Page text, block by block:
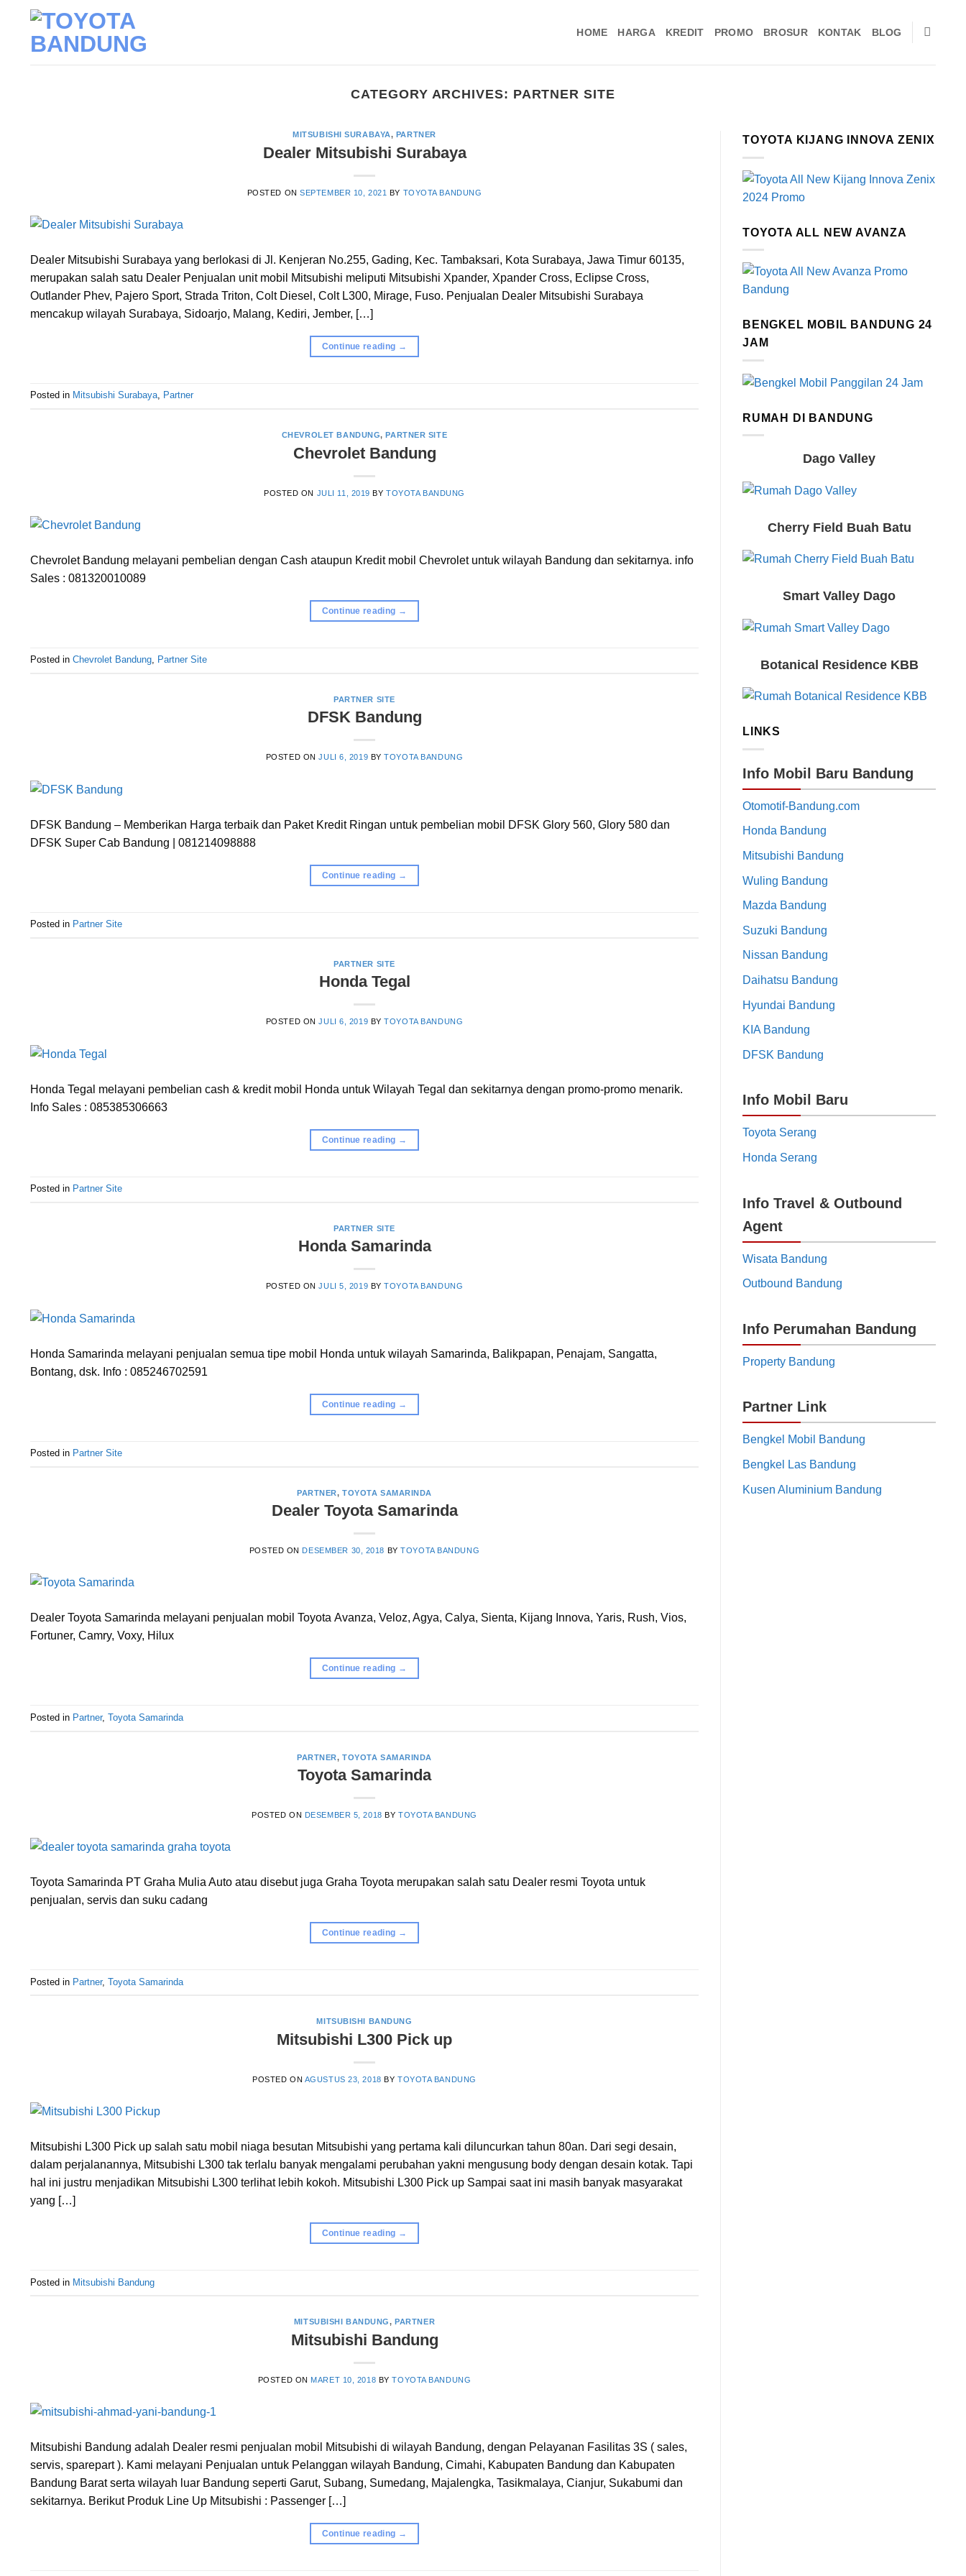
content
HOME HARGA KREDIT PROMO BROSUR KONTAK BLOG
CATEGORY ARCHIVES: PARTNER SITE
MITSUBISHI SURABAYA, PARTNER
Dealer Mitsubishi Surabaya
POSTED ONSEPTEMBER 10, 2021 BY TOYOTA BANDUNG
Dealer Mitsubishi Surabaya yang berlokasi di Jl. Kenjeran No.255, Gading, Kec. Tambaksari, Kota Surabaya, Jawa Timur 60135,
merupakan salah satu Dealer Penjualan unit mobil Mitsubishi meliputi Mitsubishi Xpander, Xpander Cross, Eclipse Cross,
Outlander Phev, Pajero Sport, Strada Triton, Colt Diesel, Colt L300, Mirage, Fuso. Penjualan Dealer Mitsubishi Surabaya
mencakup wilayah Surabaya, Sidoarjo, Malang, Kediri, Jember, […]
Continue reading →
Posted in Mitsubishi Surabaya, Partner
CHEVROLET BANDUNG,PARTNER SITE
Chevrolet Bandung
POSTED ON JULI 11, 2019 BYTOYOTA BANDUNG
Chevrolet Bandung melayani pembelian dengan Cash ataupun Kredit mobil Chevrolet untuk wilayah Bandung dan sekitarnya. info
Sales : 081320010089
Continue reading →
Posted in Chevrolet Bandung, Partner Site
PARTNER SITE
DFSK Bandung
POSTED ONJULI 6, 2019 BYTOYOTA BANDUNG
DFSK Bandung – Memberikan Harga terbaik dan Paket Kredit Ringan untuk pembelian mobil DFSK Glory 560, Glory 580 dan
DFSK Super Cab Bandung | 081214098888
Continue reading →
Posted in Partner Site
PARTNER SITE
Honda Tegal
POSTED ONJULI 6, 2019 BYTOYOTA BANDUNG
Honda Tegal melayani pembelian cash & kredit mobil Honda untuk Wilayah Tegal dan sekitarnya dengan promo-promo menarik.
Info Sales : 085385306663
Continue reading →
Posted in Partner Site
PARTNER SITE
Honda Samarinda
POSTED ONJULI 5, 2019 BYTOYOTA BANDUNG
Honda Samarinda melayani penjualan semua tipe mobil Honda untuk wilayah Samarinda, Balikpapan, Penajam, Sangatta,
Bontang, dsk. Info : 085246702591
Continue reading →
Posted in Partner Site
PARTNER,TOYOTA SAMARINDA
Dealer Toyota Samarinda
POSTED ON DESEMBER 30, 2018 BYTOYOTA BANDUNG
Dealer Toyota Samarinda melayani penjualan mobil Toyota Avanza, Veloz, Agya, Calya, Sienta, Kijang Innova, Yaris, Rush, Vios,
Fortuner, Camry, Voxy, Hilux
Continue reading →
Posted in Partner, Toyota Samarinda
PARTNER,TOYOTA SAMARINDA
Toyota Samarinda
POSTED ON DESEMBER 5, 2018 BY TOYOTA BANDUNG
Toyota Samarinda PT Graha Mulia Auto atau disebut juga Graha Toyota merupakan salah satu Dealer resmi Toyota untuk
penjualan, servis dan suku cadang
Continue reading →
Posted in Partner, Toyota Samarinda
MITSUBISHI BANDUNG
Mitsubishi L300 Pick up
POSTED ON AGUSTUS 23, 2018 BY TOYOTA BANDUNG
Mitsubishi L300 Pick up salah satu mobil niaga besutan Mitsubishi yang pertama kali diluncurkan tahun 80an. Dari segi desain,
dalam perjalanannya, Mitsubishi L300 tak terlalu banyak mengalami perubahan yakni mengusung body dengan desain kotak. Tapi
hal ini justru menjadikan Mitsubishi L300 terlihat lebih kokoh. Mitsubishi L300 Pick up Sampai saat ini masih banyak masyarakat
yang […]
Continue reading →
Posted in Mitsubishi Bandung
MITSUBISHI BANDUNG, PARTNER
Mitsubishi Bandung
POSTED ON MARET 10, 2018 BYTOYOTA BANDUNG
Mitsubishi Bandung adalah Dealer resmi penjualan mobil Mitsubishi di wilayah Bandung, dengan Pelayanan Fasilitas 3S ( sales,
servis, sparepart ). Kami melayani Penjualan untuk Pelanggan wilayah Bandung, Cimahi, Kabupaten Bandung dan Kabupaten
Bandung Barat serta wilayah luar Bandung seperti Garut, Subang, Sumedang, Majalengka, Tasikmalaya, Cianjur, Sukabumi dan
sekitarnya. Berikut Produk Line Up Mitsubishi : Passenger […]
Continue reading →
TOYOTA KIJANG INNOVA ZENIX
TOYOTA ALL NEW AVANZA
BENGKEL MOBIL BANDUNG 24
JAM
RUMAH DI BANDUNG
Dago Valley
Cherry Field Buah Batu
Smart Valley Dago
Botanical Residence KBB
LINKS
Info Mobil Baru Bandung
Otomotif-Bandung.com
Honda Bandung
Mitsubishi Bandung
Wuling Bandung
Mazda Bandung
Suzuki Bandung
Nissan Bandung
Daihatsu Bandung
Hyundai Bandung
KIA Bandung
DFSK Bandung
Info Mobil Baru
Toyota Serang
Honda Serang
Info Travel & Outbound
Agent
Wisata Bandung
Outbound Bandung
Info Perumahan Bandung
Property Bandung
Partner Link
Bengkel Mobil Bandung
Bengkel Las Bandung
Kusen Aluminium Bandung